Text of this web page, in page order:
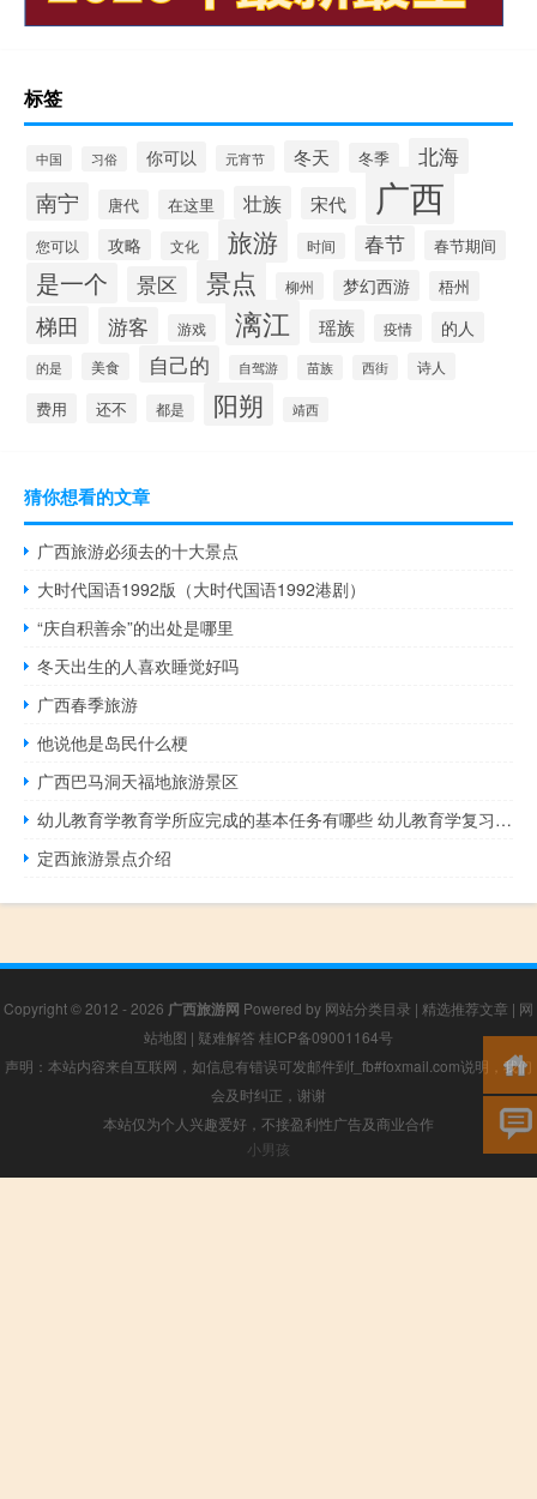
标签
中国 习俗 你可以 元宵节 冬天 冬季 北海
南宁 唐代 在这里 壮族 宋代 广西
您可以 攻略 文化 旅游 时间 春节 春节期间
是一个 景区 景点 柳州 梦幻西游 梧州
梯田 游客 游戏 漓江 瑶族 疫情 的人
的是 美食 自己的 自驾游 苗族 西街 诗人
费用 还不 都是 阳朔 靖西
猜你想看的文章
广西旅游必须去的十大景点
大时代国语1992版（大时代国语1992港剧）
“庆自积善余”的出处是哪里
冬天出生的人喜欢睡觉好吗
广西春季旅游
他说他是岛民什么梗
广西巴马洞天福地旅游景区
幼儿教育学教育学所应完成的基本任务有哪些 幼儿教育学复习资料
定西旅游景点介绍
Copyright © 2012 - 2026 广西旅游网 Powered by 网站分类目录 | 精选推荐文章 | 网
站地图 | 疑难解答 桂ICP备09001164号
声明：本站内容来自互联网，如信息有错误可发邮件到f_fb#foxmail.com说明，我们
会及时纠正，谢谢
本站仅为个人兴趣爱好，不接盈利性广告及商业合作
小男孩